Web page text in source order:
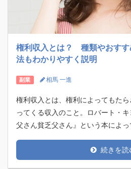
権利収入とは？ 種類やおすす
法もわかりやすく説明
副業 相馬 一進
権利収入とは、権利によってもた
ってくる収入のこと。ロバート・
父さん貧乏父さん』という本によ
続きを読